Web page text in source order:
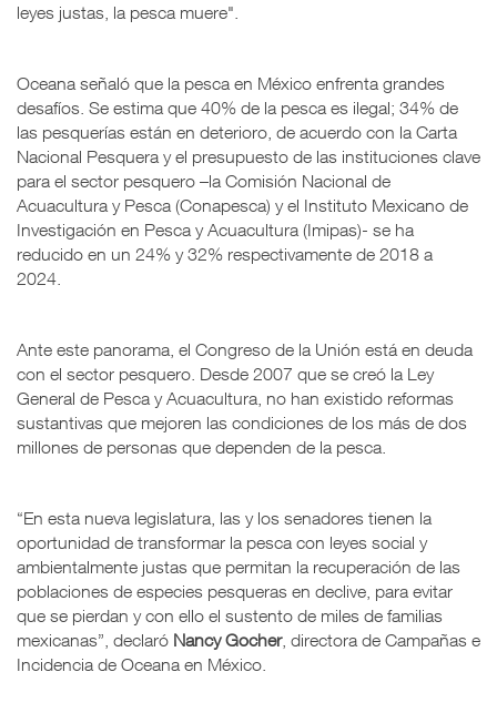
leyes justas, la pesca muere".
Oceana señaló que la pesca en México enfrenta grandes
desafíos. Se estima que 40% de la pesca es ilegal; 34% de
las pesquerías están en deterioro, de acuerdo con la Carta
Nacional Pesquera y el presupuesto de las instituciones clave
para el sector pesquero –la Comisión Nacional de
Acuacultura y Pesca (Conapesca) y el Instituto Mexicano de
Investigación en Pesca y Acuacultura (Imipas)- se ha
reducido en un 24% y 32% respectivamente de 2018 a
2024.
Ante este panorama, el Congreso de la Unión está en deuda
con el sector pesquero. Desde 2007 que se creó la Ley
General de Pesca y Acuacultura, no han existido reformas
sustantivas que mejoren las condiciones de los más de dos
millones de personas que dependen de la pesca.
“En esta nueva legislatura, las y los senadores tienen la
oportunidad de transformar la pesca con leyes social y
ambientalmente justas que permitan la recuperación de las
poblaciones de especies pesqueras en declive, para evitar
que se pierdan y con ello el sustento de miles de familias
mexicanas”, declaró Nancy Gocher, directora de Campañas e
Incidencia de Oceana en México.